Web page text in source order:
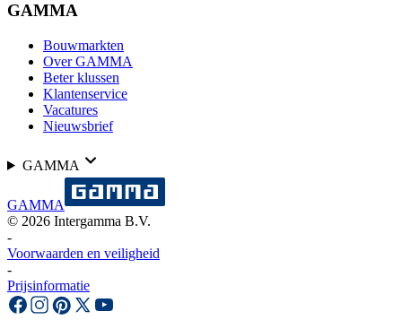
GAMMA
Bouwmarkten
Over GAMMA
Beter klussen
Klantenservice
Vacatures
Nieuwsbrief
GAMMA
GAMMA
© 2026 Intergamma B.V.
-
Voorwaarden en veiligheid
-
Prijsinformatie